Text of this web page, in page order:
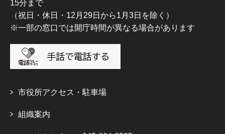
15分まで
（祝日・休日・12月29日から1月3日を除く）
※一部の窓口では開庁時間が異なる場合があります
市役所アクセス・駐車場
組織案内